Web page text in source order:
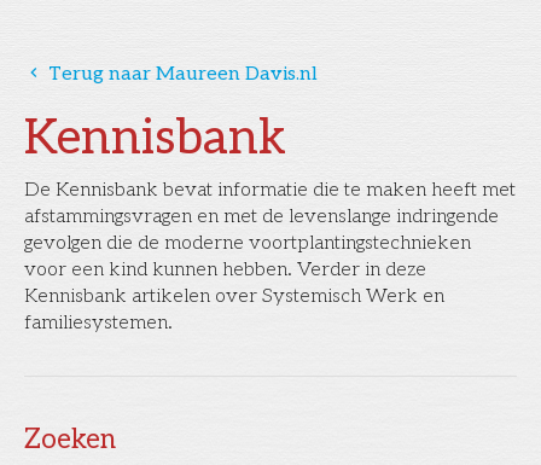
Kennisbank
De Kennisbank bevat informatie die te maken heeft met
afstammingsvragen en met de levenslange indringende
gevolgen die de moderne voortplantingstechnieken
voor een kind kunnen hebben. Verder in deze
Kennisbank artikelen over Systemisch Werk en
familiesystemen.
Zoeken
󰅁 Terug naar Maureen Davis.nl